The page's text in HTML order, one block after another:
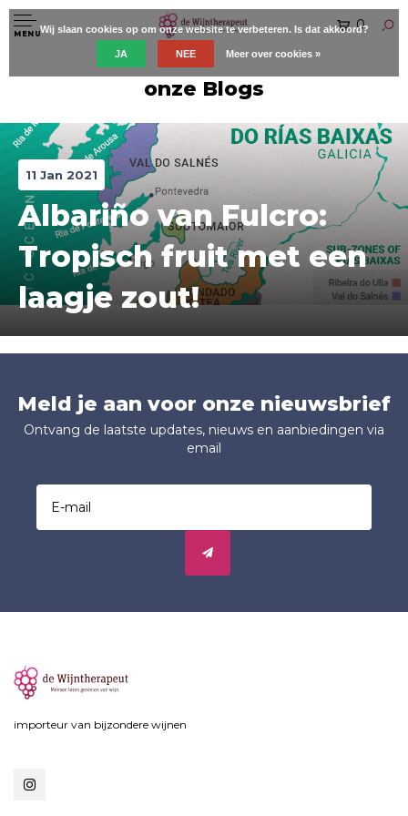
MENU
0
onze Blogs
11 Jan 2021
Albariño van Fulcro:
Tropisch fruit met een
laagje zout!
Meld je aan voor onze nieuwsbrief
Ontvang de laatste updates, nieuws en aanbiedingen via
email
importeur van bijzondere wijnen
Wij slaan cookies op om onze website te verbeteren. Is dat akkoord?
JA NEE Meer over cookies »